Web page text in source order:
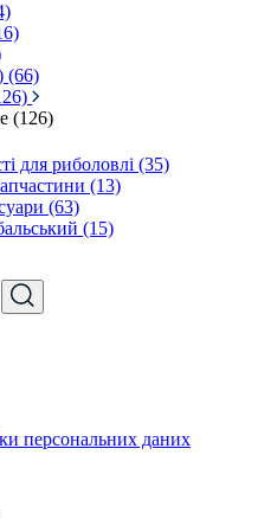
(66)
(126)
для риболовлі (35)
(13)
(63)
(15)
персональних даних